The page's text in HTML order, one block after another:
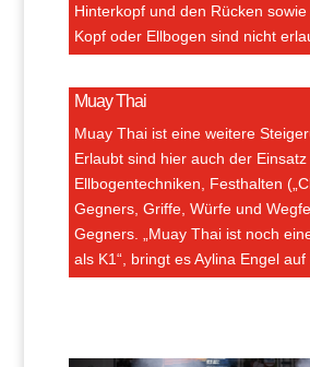
Hinterkopf und den Rücken
Kopf oder Ellbogen sind nicht
Muay Thai
Muay Thai ist eine weitere
Erlaubt sind hier auch der Einsatz
Ellbogentechniken, Festhalten
Gegners, Griffe, Würfe und
Gegners. „Muay Thai ist noch
als K1“, bringt es Aylina Engel auf